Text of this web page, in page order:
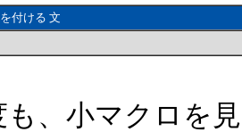
付ける 文
、小マクロを